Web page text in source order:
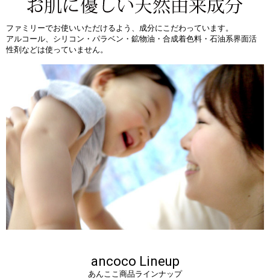
ファミリーでお使いいただけるよう、成分にこだわっています。
アルコール、シリコン・パラベン・鉱物油・合成着色料・石油系界面活
性剤などは使っていません。
ancoco Lineup
あんここ商品ラインナップ